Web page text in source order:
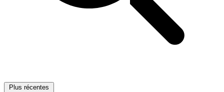
Plus récentes